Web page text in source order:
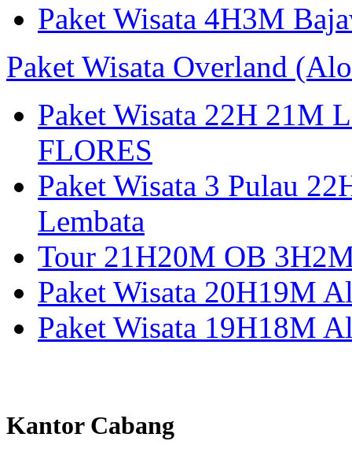
Paket Wisata 4H3M
Paket Wisata Overland
Paket Wisata 22H 21M
FLORES
Paket Wisata 3 Pulau
Lembata
Tour 21H20M OB
Paket Wisata 20H19M
Paket Wisata 19H18M
Kantor Cabang